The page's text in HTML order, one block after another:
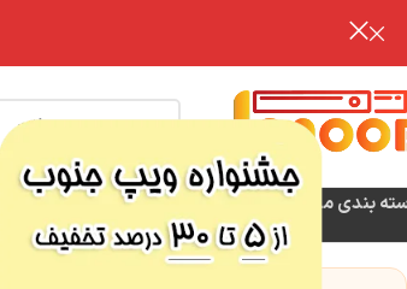
بندی محصولات فروش ویژه
تخفیف
فروشگاه مقالات آموزشی